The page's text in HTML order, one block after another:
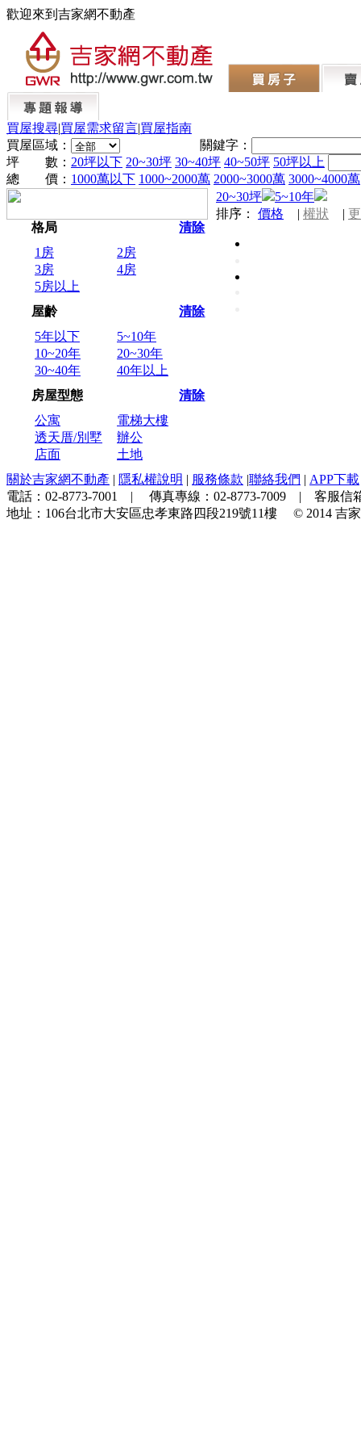
歡迎來到吉家網不動產
買屋搜尋|買屋需求留言|買屋指南
買屋區域：
關鍵字：
坪 數： 20坪以下 20~30坪 30~40坪 40~50坪 50坪以上
總 價： 1000萬以下 1000~2000萬 2000~3000萬 3000~4000萬
格局
清除
1房
2房
3房
4房
5房以上
屋齡
清除
5年以下
5~10年
10~20年
20~30年
30~40年
40年以上
房屋型態
清除
公寓
電梯大樓
透天厝/別墅
辦公
店面
土地
20~30坪
5~10年
排序： 價格 | 權狀 |
關於吉家網不動產 | 隱私權說明 | 服務條款 |聯絡我們 | APP下載
電話： 02-8773-7001 | 傳真專線： 02-8773-7009 | 客服信
地址： 106台北市大安區忠孝東路四段219號11樓 © 2014 吉